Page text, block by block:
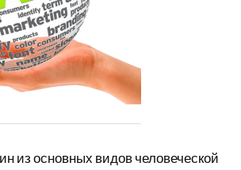
из основных видов человеческой